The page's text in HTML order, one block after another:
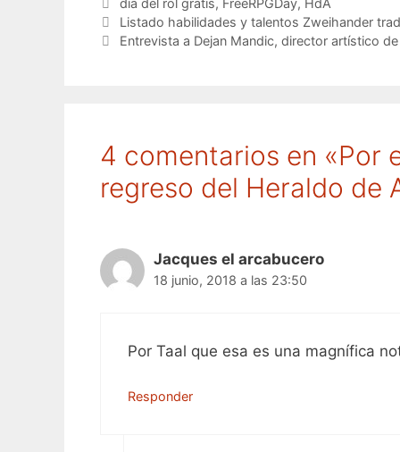
dia del rol gratis, FreeRPGDay, HdA
Listado habilidades y talentos Zweihander
Entrevista a Dejan Mandic, director artístico
4 comentarios en «Por
regreso del Heraldo de
Jacques el arcabucero
18 junio, 2018 a las 23:50
Por Taal que esa es una magnífica
Responder